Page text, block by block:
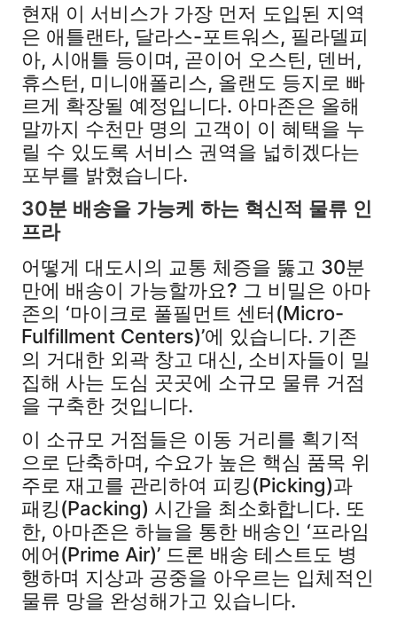
현재 이 서비스가 가장 먼저 도입된 지역
은 애틀랜타, 달라스-포트워스, 필라델피
아, 시애틀 등이며, 곧이어 오스틴, 덴버,
휴스턴, 미니애폴리스, 올랜도 등지로 빠
르게 확장될 예정입니다. 아마존은 올해
말까지 수천만 명의 고객이 이 혜택을 누
릴 수 있도록 서비스 권역을 넓히겠다는
포부를 밝혔습니다.
30분 배송을 가능케 하는 혁신적 물류 인
프라
어떻게 대도시의 교통 체증을 뚫고 30분
만에 배송이 가능할까요? 그 비밀은 아마
존의 ‘마이크로 풀필먼트 센터(Micro-
Fulfillment Centers)’에 있습니다. 기존
의 거대한 외곽 창고 대신, 소비자들이 밀
집해 사는 도심 곳곳에 소규모 물류 거점
을 구축한 것입니다.
이 소규모 거점들은 이동 거리를 획기적
으로 단축하며, 수요가 높은 핵심 품목 위
주로 재고를 관리하여 피킹(Picking)과
패킹(Packing) 시간을 최소화합니다. 또
한, 아마존은 하늘을 통한 배송인 ‘프라임
에어(Prime Air)’ 드론 배송 테스트도 병
행하며 지상과 공중을 아우르는 입체적인
물류 망을 완성해가고 있습니다.